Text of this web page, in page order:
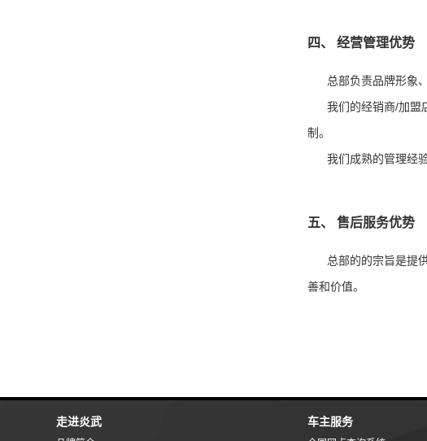
四、 经营管理优势
总部负责品牌形象、
我们的经销商/加盟店
制。
我们成熟的管理经验
五、 售后服务优势
总部的的宗旨是提供
善和价值。
走进炎武 车主服务